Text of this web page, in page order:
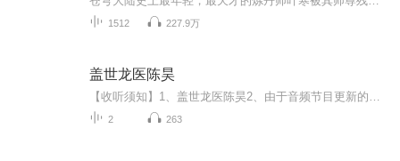
1512 227.9万
盖世龙医陈昊
2 263